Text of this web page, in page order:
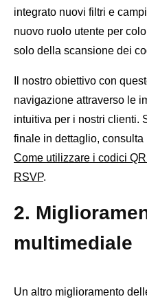
integrato nuovi filtri e
nuovo ruolo utente per
solo della scansione dei
Il nostro obiettivo con
navigazione attraverso le
intuitiva per i nostri clienti.
finale in dettaglio,
Come utilizzare i codici
RSVP.
2.
multimediale
Un altro miglioramento